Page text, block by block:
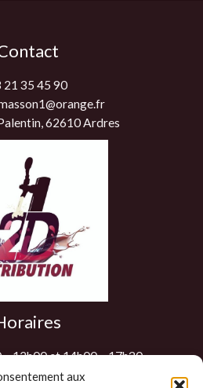
aux
21 35 45 90
62610 Ardres
12h00 et 14h00 – 17h30
12h00 et 14h00 – 17h30